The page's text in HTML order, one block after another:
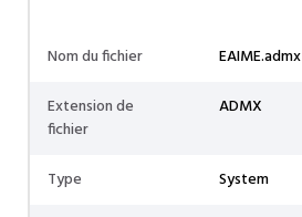
Nom du fichier
EAIME.admx
Extension de
fichier
ADMX
Type System